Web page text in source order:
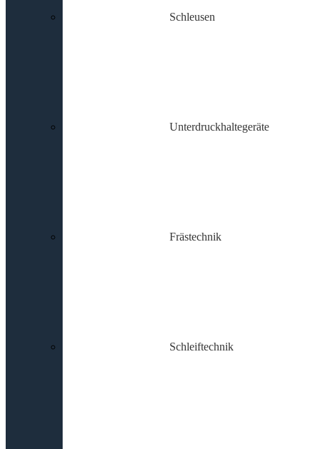
Schleusen
Unterdruckhaltegeräte
Frästechnik
Schleiftechnik